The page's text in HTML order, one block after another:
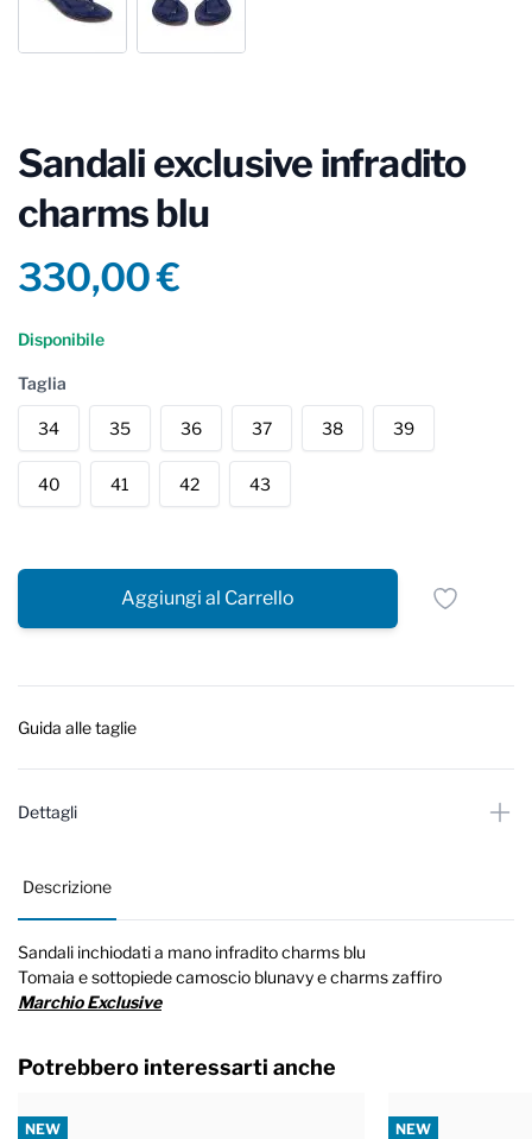
Sandali exclusive infradito
charms blu
Product information
330,00 €
Reviews
Disponibile
Taglia
34 35 36 37 38 39
40 41 42 43
Aggiungi al Carrello
Guida alle taglie
Dettagli
Descrizione
Sandali inchiodati a mano infradito charms blu
Tomaia e sottopiede camoscio blunavy e charms zaffiro
Marchio Exclusive
Potrebbero interessarti anche
NEW NEW